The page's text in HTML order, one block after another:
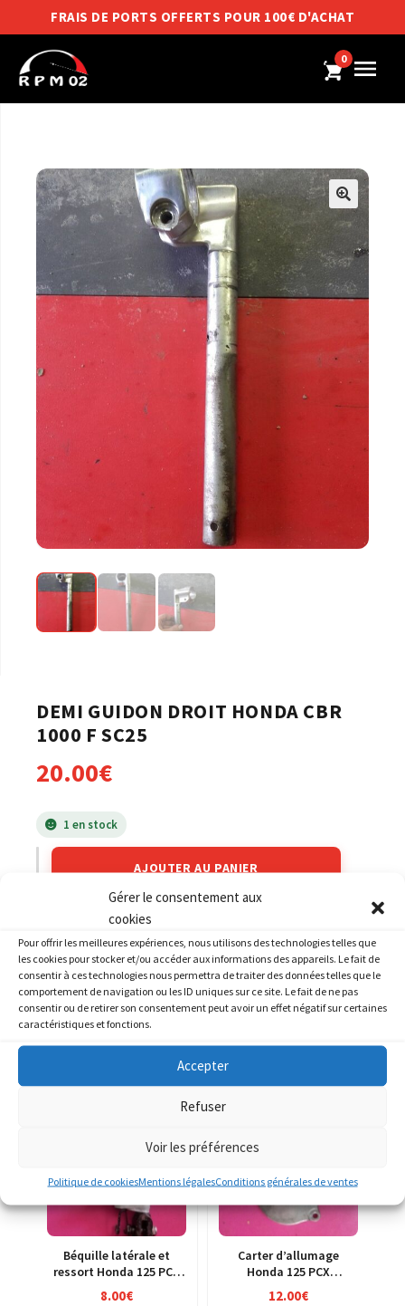
Gérer le consentement aux
cookies
Pour offrir les meilleures expériences, nous utilisons des technologies telles que
les cookies pour stocker et/ou accéder aux informations des appareils. Le fait de
consentir à ces technologies nous permettra de traiter des données telles que le
comportement de navigation ou les ID uniques sur ce site. Le fait de ne pas
consentir ou de retirer son consentement peut avoir un effet négatif sur certaines
caractéristiques et fonctions.
Accepter
Refuser
Voir les préférences
Politique de cookiesMentions légalesConditions générales de ventes
FRAIS DE PORTS OFFERTS POUR 100€ D'ACHAT
0
DEMI GUIDON DROIT HONDA CBR
1000 F SC25
20.00€
1 en stock
AJOUTER AU PANIER
PRODUITS SIMILAIRES
Béquille latérale et
ressort Honda 125 PCX
MLHJF28A
8.00€
Carter d’allumage
Honda 125 PCX
MLHJF28A
12.00€